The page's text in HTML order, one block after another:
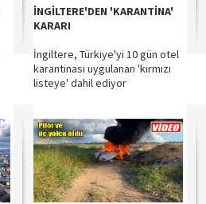
İNGİLTERE'DEN 'KARANTİNA'
KARARI
İngiltere, Türkiye'yi 10 gün otel
karantinası uygulanan 'kırmızı
listeye' dahil ediyor